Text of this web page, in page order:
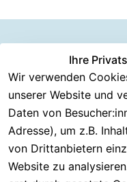
Ihre
Wir verwenden
unserer Website und
Daten von
Adresse), um z.B.
von Drittanbietern
Website zu
Rechtliches
AGB
Impressum
Datenschutzer
klärung
Barrierefreiheit
ice
Häufige
Fragen
Kontakt